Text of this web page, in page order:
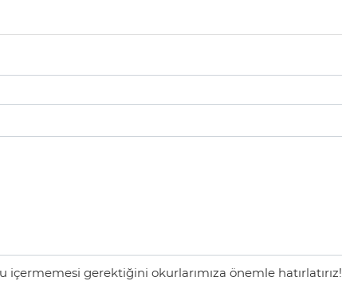
gerektiğini okurlarımıza önemle hatırlatırız!